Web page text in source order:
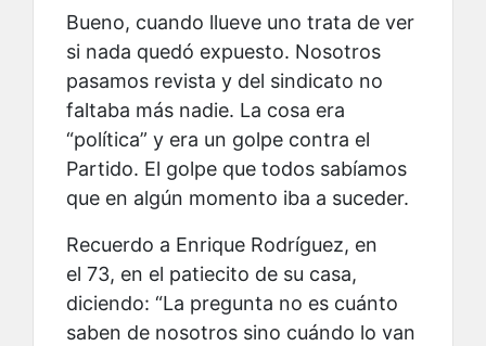
Bueno, cuando llueve uno trata de ver
si nada quedó expuesto. Nosotros
pasamos revista y del sindicato no
faltaba más nadie. La cosa era
“política” y era un golpe contra el
Partido. El golpe que todos sabíamos
que en algún momento iba a suceder.
Recuerdo a Enrique Rodríguez, en
el 73, en el patiecito de su casa,
diciendo: “La pregunta no es cuánto
saben de nosotros sino cuándo lo van